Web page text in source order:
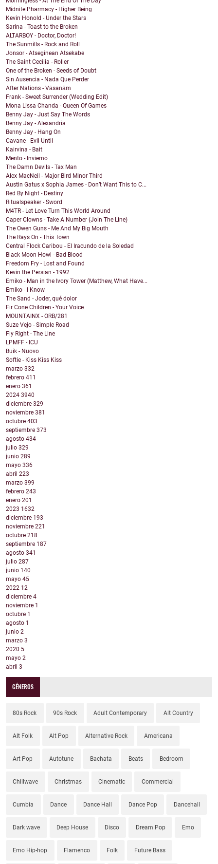
Midnite Pharmacy - Higher Being
Kevin Honold - Under the Stars
Sarina - Toast to the Broken
ALTARBOY - Doctor, Doctor!
The Sunmills - Rock and Roll
Jonsor - Atseginean Atsekabe
The Saint Cecilia - Roller
One of the Broken - Seeds of Doubt
Sin Ausencia - Nada Que Perder
After Nations - Vāsanām
Frank - Sweet Surrender (Wedding Edit)
Mona Lissa Chanda - Queen Of Games
Benny Jay - Just Say The Words
Benny Jay - Alexandria
Benny Jay - Hang On
Cavane - Evil Until
Kairvina - Bait
Mento - Invierno
The Damn Devils - Tax Man
Alex MacNeil - Major Bird Minor Third
Austin Gatus x Sophia James - Don’t Want This to C...
Red By Night - Destiny
Ritualspeaker - Sword
M4TR - Let Love Turn This World Around
Caper Clowns - Take A Number (Join The Line)
The Owen Guns - Me And My Big Mouth
The Rays On - This Town
Central Flock Caribou - El Iracundo de la Soledad
Black Moon Howl - Bad Blood
Freedom Fry - Lost and Found
Kevin the Persian - 1992
Emiko - Man in the Ivory Tower (Matthew, What Have...
Emiko - I Know
The Sand - Joder, qué dolor
Fir Cone Children - Your Voice
MOUNTAINX - ORB/281
Suze Vejo - Simple Road
Fly Right - The Line
LPMFF - ICU
Buik - Nuovo
Softie - Kiss Kiss Kiss
marzo 332
febrero 411
enero 361
2024 3940
diciembre 329
noviembre 381
octubre 403
septiembre 373
agosto 434
julio 329
junio 289
mayo 336
abril 223
marzo 399
febrero 243
enero 201
2023 1632
diciembre 193
noviembre 221
octubre 218
septiembre 187
agosto 341
julio 287
junio 140
mayo 45
2022 12
diciembre 4
noviembre 1
octubre 1
agosto 1
junio 2
marzo 3
2020 5
mayo 2
abril 3
GÉNEROS
80s Rock 90s Rock Adult Contemporary Alt Country
Alt Folk Alt Pop Alternative Rock Americana
Art Pop Autotune Bachata Beats Bedroom
Chillwave Christmas Cinematic Commercial
Cumbia Dance Dance Hall Dance Pop Dancehall
Dark wave Deep House Disco Dream Pop Emo
Emo Hip-hop Flamenco Folk Future Bass